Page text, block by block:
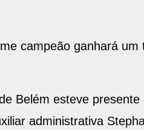
campeão ganhará um
Belém esteve
administrativa